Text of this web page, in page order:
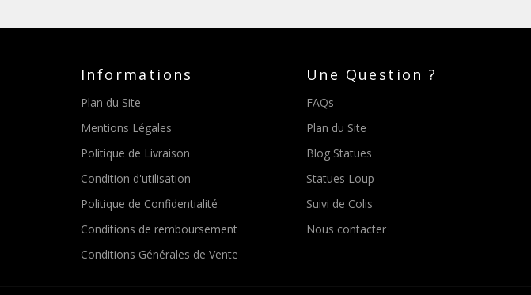
Informations
Plan du Site
Mentions Légales
Politique de Livraison
Condition d'utilisation
Politique de Confidentialité
Conditions de remboursement
Conditions Générales de Vente
Une Question ?
FAQs
Plan du Site
Blog Statues
Statues Loup
Suivi de Colis
Nous contacter